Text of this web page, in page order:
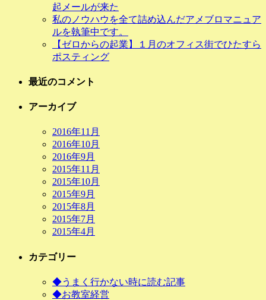
起メールが来た
私のノウハウを全て詰め込んだアメブロマニュア
ルを執筆中です。
【ゼロからの起業】１月のオフィス街でひたすら
ポスティング
最近のコメント
アーカイブ
2016年11月
2016年10月
2016年9月
2015年11月
2015年10月
2015年9月
2015年8月
2015年7月
2015年4月
カテゴリー
◆うまく行かない時に読む記事
◆お教室経営